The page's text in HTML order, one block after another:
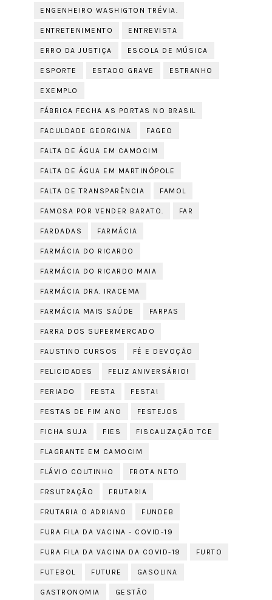
ENGENHEIRO WASHIGTON TRÉVIA.
ENTRETENIMENTO ENTREVISTA
ERRO DA JUSTIÇA ESCOLA DE MÚSICA
ESPORTE ESTADO GRAVE ESTRANHO
EXEMPLO
FÁBRICA FECHA AS PORTAS NO BRASIL
FACULDADE GEORGINA FAGEO
FALTA DE ÁGUA EM CAMOCIM
FALTA DE ÁGUA EM MARTINÓPOLE
FALTA DE TRANSPARÊNCIA FAMOL
FAMOSA POR VENDER BARATO. FAR
FARDADAS FARMÁCIA
FARMÁCIA DO RICARDO
FARMÁCIA DO RICARDO MAIA
FARMÁCIA DRA. IRACEMA
FARMÁCIA MAIS SAÚDE FARPAS
FARRA DOS SUPERMERCADO
FAUSTINO CURSOS FÉ E DEVOÇÃO
FELICIDADES FELIZ ANIVERSÁRIO!
FERIADO FESTA FESTA!
FESTAS DE FIM ANO FESTEJOS
FICHA SUJA FIES FISCALIZAÇÃO TCE
FLAGRANTE EM CAMOCIM
FLÁVIO COUTINHO FROTA NETO
FRSUTRAÇÃO FRUTARIA
FRUTARIA O ADRIANO FUNDEB
FURA FILA DA VACINA - COVID-19
FURA FILA DA VACINA DA COVID-19 FURTO
FUTEBOL FUTURE GASOLINA
GASTRONOMIA GESTÃO